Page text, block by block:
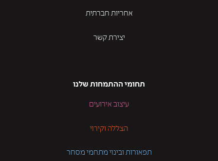
אחריות חברתית
יצירת קשר
תחומי ההתמחות שלנו
עיצוב אירועים
הצללה וקירוי
תפאורות ובינוי מתחמי מסחר